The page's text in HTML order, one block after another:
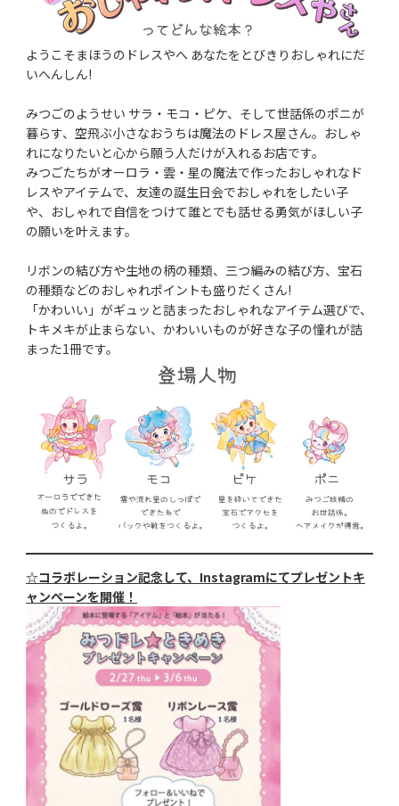
ようこそまほうのドレスやへ あなたをとびきりおしゃれにだ
いへんしん!
みつごのようせい サラ・モコ・ピケ、そして世話係のポニが
暮らす、空飛ぶ小さなおうちは魔法のドレス屋さん。おしゃ
れになりたいと心から願う人だけが入れるお店です。
みつごたちがオーロラ・雲・星の魔法で作ったおしゃれなド
レスやアイテムで、友達の誕生日会でおしゃれをしたい子
や、おしゃれで自信をつけて誰とでも話せる勇気がほしい子
の願いを叶えます。
リボンの結び方や生地の柄の種類、三つ編みの結び方、宝石
の種類などのおしゃれポイントも盛りだくさん!
「かわいい」がギュッと詰まったおしゃれなアイテム選びで、
トキメキが止まらない、かわいいものが好きな子の憧れが詰
まった1冊です。
☆コラボレーション記念して、Instagramにてプレゼントキ
ャンペーンを開催！